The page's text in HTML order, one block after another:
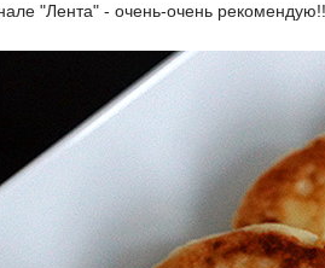
"Лента" - очень-очень